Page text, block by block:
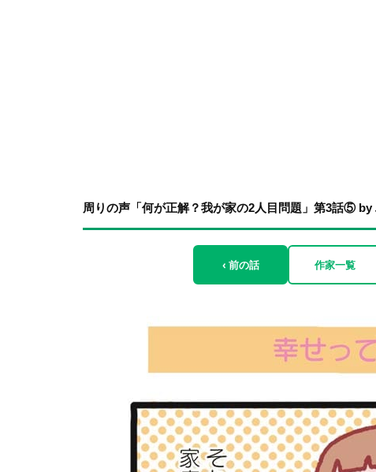
周りの声「何が正解？我が家の2人目問題」第3話⑤ by
‹ 前の話 作家一覧